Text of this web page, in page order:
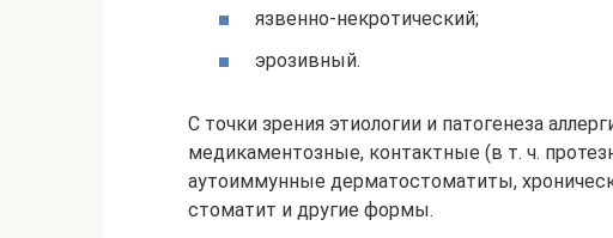
язвенно-некротический;
эрозивный.
С точки зрения этиологии и патогенеза
медикаментозные, контактные (в т. ч.
аутоиммунные дерматостоматиты,
стоматит и другие формы.